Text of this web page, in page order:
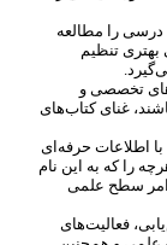
درسی را مطالعه
تنظیم
گیرد.
تخصصی و
غنای کتابهای
اطلاعات حرفه ای
را که به این نام
امر سطح علمی
یابی، فعالیتهای